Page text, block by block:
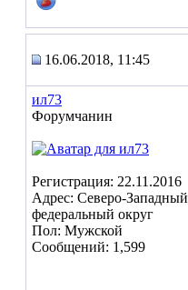
16.06.2018, 11:45
ил73
Форумчанин
Регистрация: 22.11.2016
Адрес: Северо-Западный
федеральный округ
Пол: Мужской
Сообщений: 1,599